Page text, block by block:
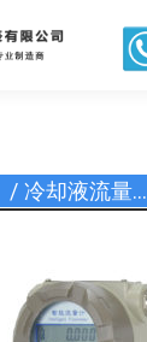
冷却液流量…